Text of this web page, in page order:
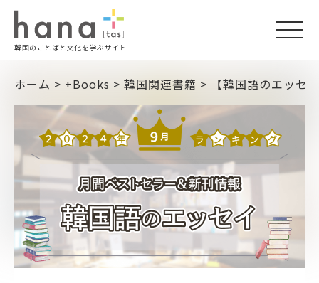
韓国のことばと文化を学ぶサイト
ホーム > +Books > 韓国関連書籍 > 【韓国語のエッセ